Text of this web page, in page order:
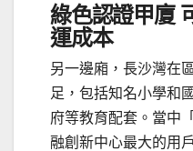
綠色認證甲廈
運成本
另一邊廂，長沙灣在
足，包括知名小學和
府等教育配套。當中
融創新中心最大的用